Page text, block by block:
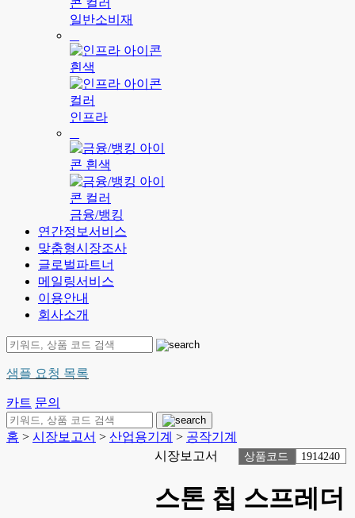
일반소비재
인프라
금융/뱅킹
연간정보서비스
맞춤형시장조사
글로벌파트너
메일링서비스
이용안내
회사소개
샘플 요청 목록
카트 문의
홈 > 시장보고서 > 산업용기계 > 공작기계
시장보고서
상품코드 1914240
스톤 칩 스프레더